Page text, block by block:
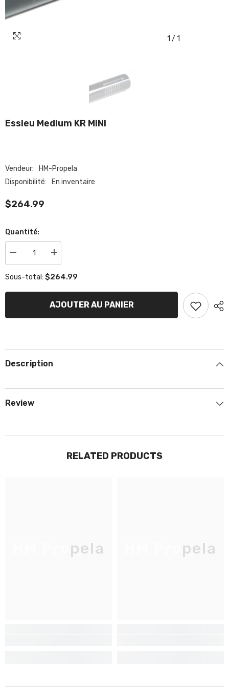
1 / 1
Essieu Medium KR MINI
Vendeur:
HM-Propela
Disponibilité:
En inventaire
$264.99
Quantité:
Réduire
la
de
Medium
Augmenter
la
de
Medium
KR
MINI
Sous-total: $264.99
AJOUTER AU PANIER
Description
Review
RELATED PRODUCTS
HM Propela HM Propela
réservées aux initiés